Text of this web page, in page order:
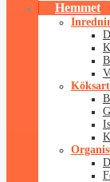
Hemmet